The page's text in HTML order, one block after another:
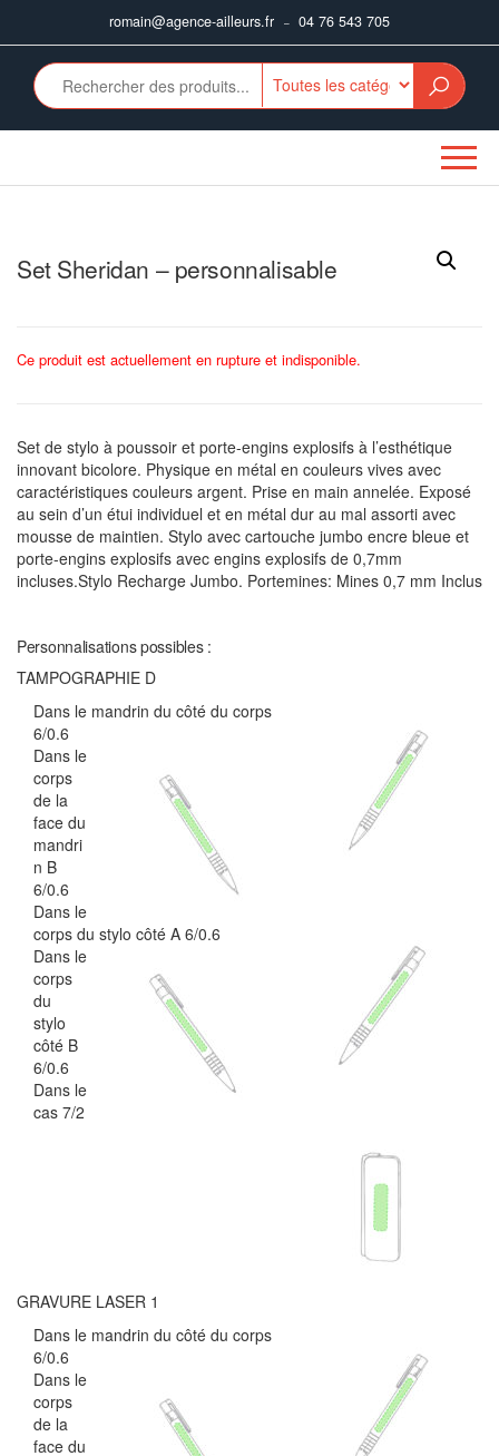
romain@agence-ailleurs.fr – 04 76 543 705
Set Sheridan – personnalisable
Ce produit est actuellement en rupture et indisponible.
Set de stylo à poussoir et porte-engins explosifs à l’esthétique
innovant bicolore. Physique en métal en couleurs vives avec
caractéristiques couleurs argent. Prise en main annelée. Exposé
au sein d’un étui individuel et en métal dur au mal assorti avec
mousse de maintien. Stylo avec cartouche jumbo encre bleue et
porte-engins explosifs avec engins explosifs de 0,7mm
incluses.Stylo Recharge Jumbo. Portemines: Mines 0,7 mm Inclus
Personnalisations possibles :
TAMPOGRAPHIE D
Dans le mandrin du côté du corps
6/0.6
Dans le
corps
de la
face du
mandri
n B
6/0.6
Dans le
corps du stylo côté A 6/0.6
Dans le
corps
du
stylo
côté B
6/0.6
Dans le
cas 7/2
GRAVURE LASER 1
Dans le mandrin du côté du corps
6/0.6
Dans le
corps
de la
face du